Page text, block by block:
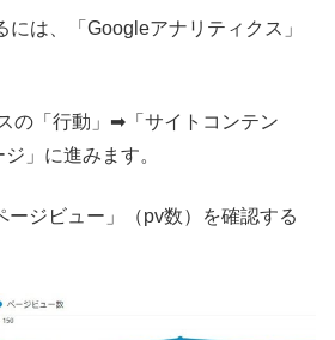
は、「Googleアナリティクス」
の「行動」➡「サイトコンテン
」に進みます。
ージビュー」（pv数）を確認する